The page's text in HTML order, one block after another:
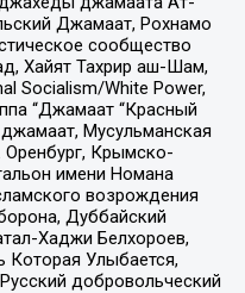
Джамаат, Рохнамо
сообщество
Хайят Тахрир аш-Шам,
Socialism/White Power,
“Джамаат “Красный
Мусульманская
Оренбург, Крымско-
имени Номана
возрождения
Дуббайский
Хаджи Белхороев,
Улыбается,
добровольческий